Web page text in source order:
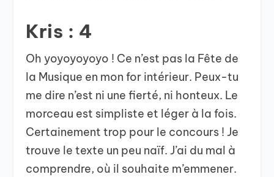
Kris : 4
Oh yoyoyoyoyo ! Ce n’est pas la Fête de
la Musique en mon for intérieur. Peux-tu
me dire n’est ni une fierté, ni honteux. Le
morceau est simpliste et léger à la fois.
Certainement trop pour le concours ! Je
trouve le texte un peu naïf. J’ai du mal à
comprendre, où il souhaite m’emmener.